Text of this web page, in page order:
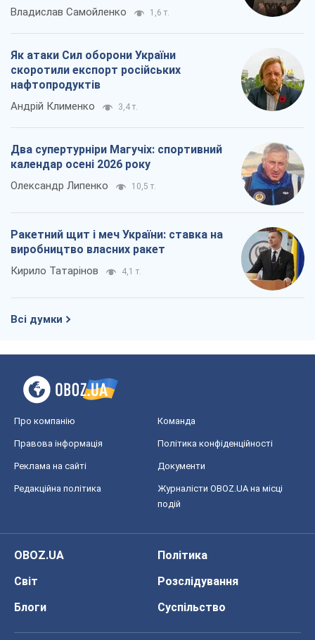
Владислав Самойленко 1,6 т.
Як атаки Сил оборони України
скоротили експорт російських
нафтопродуктів
Андрій Клименко 3,4 т.
Два супертурніри Магучіх: спортивний
календар осені 2026 року
Олександр Липенко 10,5 т.
Ракетний щит і меч України: ставка на
виробництво власних ракет
Кирило Татарінов 4,1 т.
Всі думки
Про компанію Команда
Правова інформація Політика конфіденційності
Реклама на сайті Документи
Редакційна політика
Журналісти OBOZ.UA на місці
подій
OBOZ.UA
Політика
Світ
Розслідування
Блоги
Суспільство